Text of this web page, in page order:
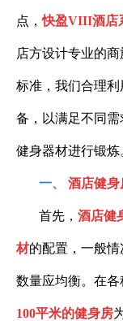
点，快盈VIII酒店
店方设计专业的
标准，我们合理
备，以满足不同
健身器材进行锻炼
一、 酒店健身
首先， 酒店健
材的配置，一般情
数量应均衡。在
100平米的健身房